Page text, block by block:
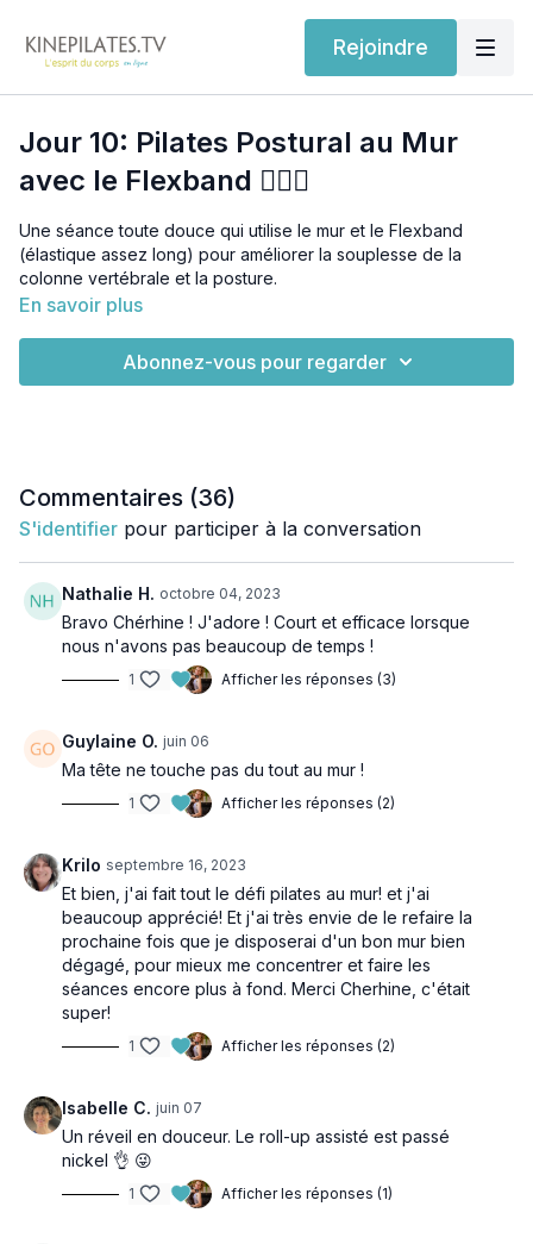
Rejoindre
Jour 10: Pilates Postural au Mur
avec le Flexband 🧘🏽‍♀️
Une séance toute douce qui utilise le mur et le Flexband
(élastique assez long) pour améliorer la souplesse de la
colonne vertébrale et la posture.
Où trouver le long Flexband :
Lien pour les élastiques si vous habitez en France :
En savoir plus
Abonnez-vous pour regarder
Commentaires (36)
S'identifier pour participer à la conversation
Nathalie H. octobre 04, 2023
Bravo Chérhine ! J'adore ! Court et efficace lorsque
nous n'avons pas beaucoup de temps !
1 Afficher les réponses (3)
Guylaine O. juin 06
Ma tête ne touche pas du tout au mur !
1 Afficher les réponses (2)
Krilo septembre 16, 2023
Et bien, j'ai fait tout le défi pilates au mur! et j'ai
beaucoup apprécié! Et j'ai très envie de le refaire la
prochaine fois que je disposerai d'un bon mur bien
dégagé, pour mieux me concentrer et faire les
séances encore plus à fond. Merci Cherhine, c'était
super!
1 Afficher les réponses (2)
Isabelle C. juin 07
Un réveil en douceur. Le roll-up assisté est passé
nickel 👌 😜
1 Afficher les réponses (1)